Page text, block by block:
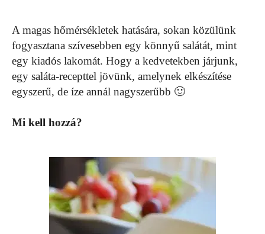
A magas hőmérsékletek hatására, sokan közülünk
fogyasztana szívesebben egy könnyű salátát, mint
egy kiadós lakomát. Hogy a kedvetekben járjunk,
egy saláta-recepttel jövünk, amelynek elkészítése
egyszerű, de íze annál nagyszerűbb 🙂
Mi kell hozzá?